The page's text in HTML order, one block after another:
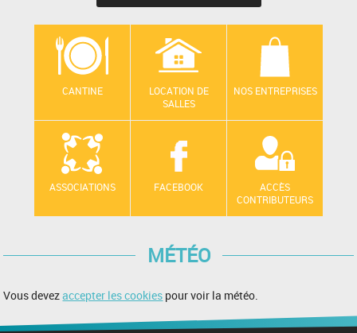
CANTINE
LOCATION DE
SALLES
NOS ENTREPRISES
ASSOCIATIONS FACEBOOK
ACCÈS
CONTRIBUTEURS
MÉTÉO
Vous devezaccepter les cookies pour voir la météo.